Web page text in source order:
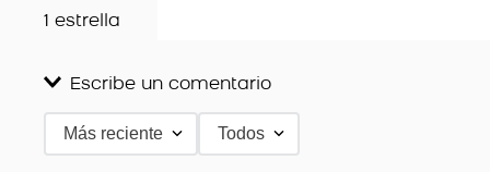
1 estrella
Escribe un comentario
Agregar comentario
Más reciente Todos